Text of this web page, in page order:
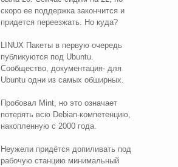
скоро ее поддержка закончится и
придется переезжать. Но куда?
LINUX Пакеты в первую очередь
публикуются под Ubuntu.
Сообщество, документация- для
Ubuntu одни из самых обширных.
Пробовал Mint, но это означает
потерять всю Debian-компетенцию,
накопленную с 2000 года.
Неужели придётся допиливать под
рабочую станцию минимальный